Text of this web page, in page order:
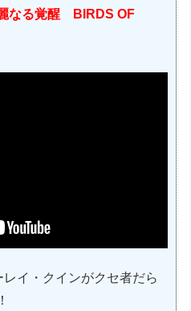
なる覚醒 BIRDS OF
レイ・クインがクセ者だら